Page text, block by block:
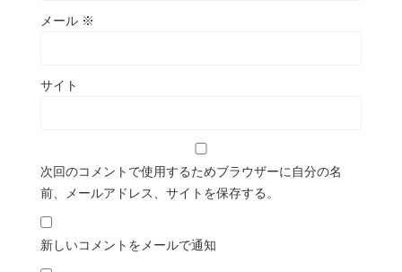
メール ※
サイト
次回のコメントで使用するためブラウザーに自分の名
前、メールアドレス、サイトを保存する。
新しいコメントをメールで通知